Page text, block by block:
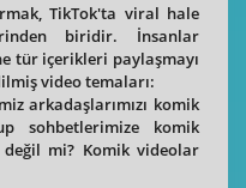
TikTok'ta viral hale
biridir. İnsanlar
tür içerikleri paylaşmayı
video temaları:
arkadaşlarımızı komik
sohbetlerimize komik
mi? Komik videolar